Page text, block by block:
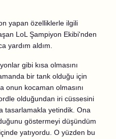
yapan özelliklerle ilgili
LoL Şampiyon Ekibi'nden
yardım aldım.
gibi kısa olmasını
bir tank olduğu için
onun kocaman olmasını
olduğundan iri cüssesini
tasarlamakla yetindik. Ona
göstermeyi düşündüm
yatıyordu. O yüzden bu